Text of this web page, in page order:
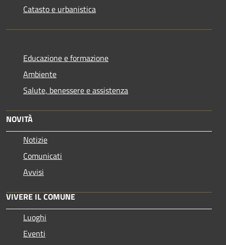
Catasto e urbanistica
Educazione e formazione
Ambiente
Salute, benessere e assistenza
NOVITÀ
Notizie
Comunicati
Avvisi
VIVERE IL COMUNE
Luoghi
Eventi